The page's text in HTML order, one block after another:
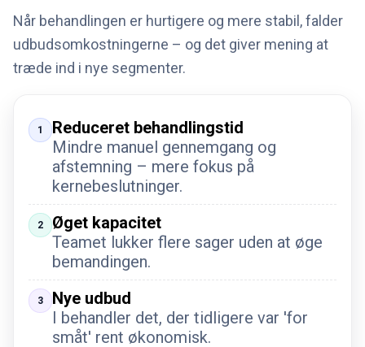
Når behandlingen er hurtigere og mere stabil, falder
udbudsomkostningerne – og det giver mening at
træde ind i nye segmenter.
1
Reduceret behandlingstid
Mindre manuel gennemgang og
afstemning – mere fokus på
kernebeslutninger.
2
Øget kapacitet
Teamet lukker flere sager uden at øge
bemandingen.
3
Nye udbud
I behandler det, der tidligere var 'for
småt' rent økonomisk.